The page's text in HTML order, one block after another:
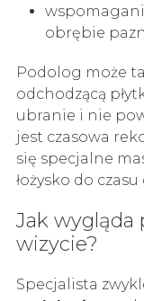
obrębie
Podolog może
odchodzącą
ubranie i nie
jest czasowa
się specjalne
łożysko do
Jak wygląda
wizycie?
Specjalista